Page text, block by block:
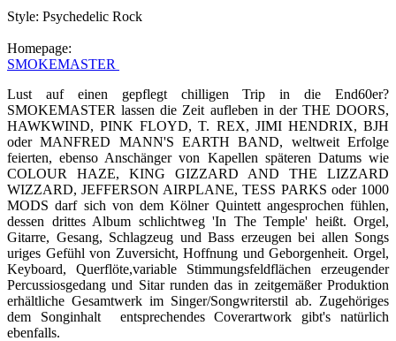
Style: Psychedelic Rock
Homepage:
SMOKEMASTER
Lust auf einen gepflegt chilligen Trip in die End60er?
SMOKEMASTER lassen die Zeit aufleben in der THE DOORS,
HAWKWIND, PINK FLOYD, T. REX, JIMI HENDRIX, BJH
oder MANFRED MANN'S EARTH BAND, weltweit Erfolge
feierten, ebenso Anschänger von Kapellen späteren Datums wie
COLOUR HAZE, KING GIZZARD AND THE LIZZARD
WIZZARD, JEFFERSON AIRPLANE, TESS PARKS oder 1000
MODS darf sich von dem Kölner Quintett angesprochen fühlen,
dessen drittes Album schlichtweg 'In The Temple' heißt. Orgel,
Gitarre, Gesang, Schlagzeug und Bass erzeugen bei allen Songs
uriges Gefühl von Zuversicht, Hoffnung und Geborgenheit. Orgel,
Keyboard, Querflöte,variable Stimmungsfeldflächen erzeugender
Percussiosgedang und Sitar runden das in zeitgemäßer Produktion
erhältliche Gesamtwerk im Singer/Songwriterstil ab. Zugehöriges
dem Songinhalt entsprechendes Coverartwork gibt's natürlich
ebenfalls.